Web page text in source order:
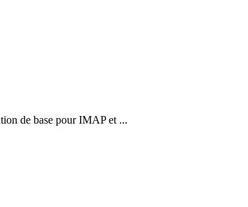
de base pour IMAP et ...